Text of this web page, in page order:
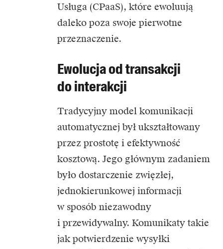
Usługa (CPaaS), które ewoluują
daleko poza swoje pierwotne
przeznaczenie.
Ewolucja od transakcji
do interakcji
Tradycyjny model komunikacji
automatycznej był ukształtowany
przez prostotę i efektywność
kosztową. Jego głównym zadaniem
było dostarczenie zwięzłej,
jednokierunkowej informacji
w sposób niezawodny
i przewidywalny. Komunikaty takie
jak potwierdzenie wysyłki